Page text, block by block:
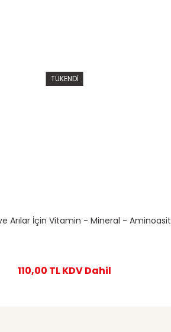
TÜKENDİ
Arılar İçin Vitamin - Mineral - Aminoasit
110,00 TLKDV Dahil